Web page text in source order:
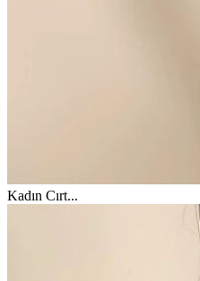
Kadın Cırt...